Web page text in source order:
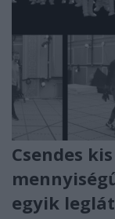
Csendes
egyik